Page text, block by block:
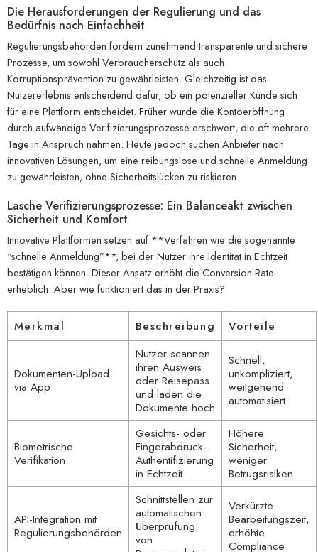
Die Herausforderungen der Regulierung und das
Bedürfnis nach Einfachheit
Regulierungsbehörden fordern zunehmend transparente und sichere
Prozesse, um sowohl Verbraucherschutz als auch
Korruptionsprävention zu gewährleisten. Gleichzeitig ist das
Nutzererlebnis entscheidend dafür, ob ein potenzieller Kunde sich
für eine Plattform entscheidet. Früher wurde die Kontoeröffnung
durch aufwändige Verifizierungsprozesse erschwert, die oft mehrere
Tage in Anspruch nahmen. Heute jedoch suchen Anbieter nach
innovativen Lösungen, um eine reibungslose und schnelle Anmeldung
zu gewährleisten, ohne Sicherheitslücken zu riskieren.
Lasche Verifizierungsprozesse: Ein Balanceakt zwischen
Sicherheit und Komfort
Innovative Plattformen setzen auf **Verfahren wie die sogenannte
“schnelle Anmeldung”**, bei der Nutzer ihre Identität in Echtzeit
bestätigen können. Dieser Ansatz erhöht die Conversion-Rate
erheblich. Aber wie funktioniert das in der Praxis?
Merkmal Beschreibung Vorteile
Dokumenten-Upload
via App
Nutzer scannen
ihren Ausweis
oder Reisepass
und laden die
Dokumente hoch
Schnell,
unkompliziert,
weitgehend
automatisiert
Biometrische
Verifikation
Gesichts- oder
Fingerabdruck-
Authentifizierung
in Echtzeit
Höhere
Sicherheit,
weniger
Betrugsrisiken
API-Integration mit
Regulierungsbehörden
Schnittstellen zur
automatischen
Überprüfung
von
Verkürzte
Bearbeitungszeit,
erhöhte
Compliance